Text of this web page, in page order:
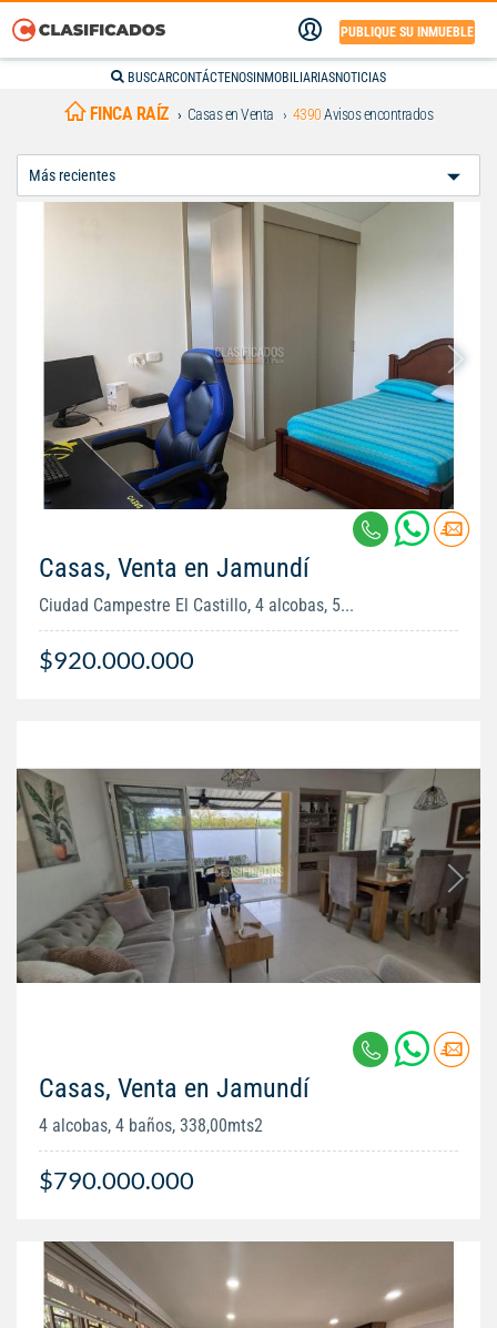
PUBLIQUE SU INMUEBLE
BUSCARCONTÁCTENOS INMOBILIARIASNOTICIAS
FINCA RAÍZ Casas en Venta 4390Avisos encontrados
Casas, Venta en Jamundí
Ciudad Campestre El Castillo, 4 alcobas, 5...
$920.000.000
Casas, Venta en Jamundí
4 alcobas, 4 baños, 338,00mts2
$790.000.000